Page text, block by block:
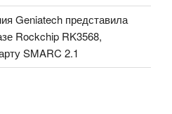
Geniatech представила
Rockchip RK3568,
SMARC 2.1